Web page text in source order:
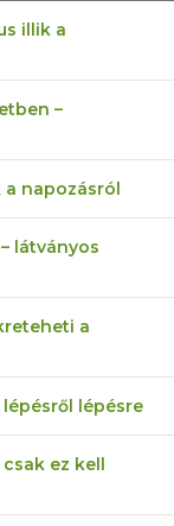
illik a
–
a napozásról
látványos
a
lépésre
ez kell